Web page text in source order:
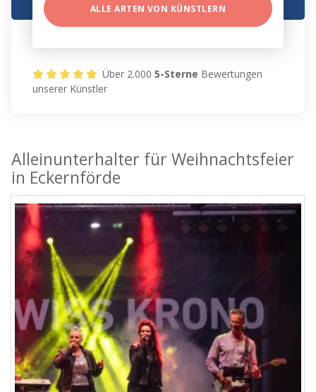
ALLE ARTEN VON KÜNSTLERN
Über 2.0005-Sterne Bewertungen
unserer Künstler
Alleinunterhalter für Weihnachtsfeier
in Eckernförde